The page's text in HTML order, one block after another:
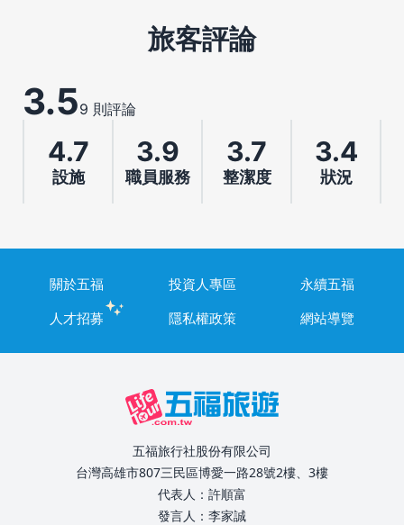
旅客評論
3.59 則評論
4.7
設施
3.9
職員服務
3.7
整潔度
3.4
狀況
關於五福 投資人專區
永續五福
人才招募
隱私權政策 網站導覽
五福旅行社股份有限公司
台灣高雄市807三民區博愛一路28號2樓、3樓
代表人：許順富
發言人：李家誠